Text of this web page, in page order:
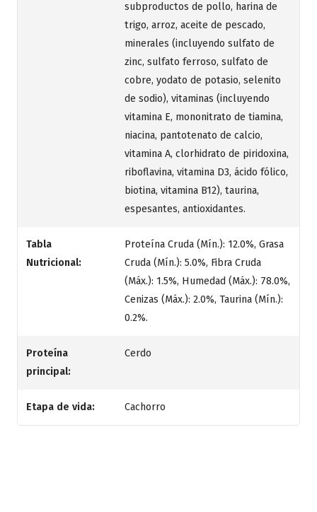
subproductos de pollo, harina de
trigo, arroz, aceite de pescado,
minerales (incluyendo sulfato de
zinc, sulfato ferroso, sulfato de
cobre, yodato de potasio, selenito
de sodio), vitaminas (incluyendo
vitamina E, mononitrato de tiamina,
niacina, pantotenato de calcio,
vitamina A, clorhidrato de piridoxina,
riboflavina, vitamina D3, ácido fólico,
biotina, vitamina B12), taurina,
espesantes, antioxidantes.
Tabla
Nutricional:
Proteína Cruda (Mín.): 12.0%, Grasa
Cruda (Mín.): 5.0%, Fibra Cruda
(Máx.): 1.5%, Humedad (Máx.): 78.0%,
Cenizas (Máx.): 2.0%, Taurina (Mín.):
0.2%.
Proteína
principal:
Cerdo
Etapa de vida: Cachorro